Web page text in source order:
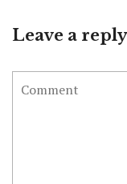
Leave a reply